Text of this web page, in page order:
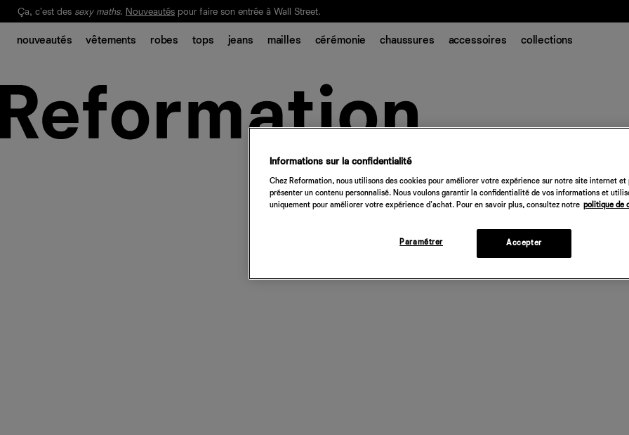
Notre Bilan Responsable 2025 est ici. Lisez-le
Ça, c'est des sexy maths. Nouveautés pour faire son entrée à Wall Street.
nouveautés vêtements robes tops jeans mailles cérémonie chaussures accessoires collections
Informations sur la confidentialité
Chez Reformation, nous utilisons des cookies pour améliorer votre expérience sur notre site internet et
présenter un contenu personnalisé. Nous voulons garantir la confidentialité de vos informations et
uniquement pour améliorer votre expérience d'achat. Pour en savoir plus, consultez notre politique de
Paramétrer Accepter